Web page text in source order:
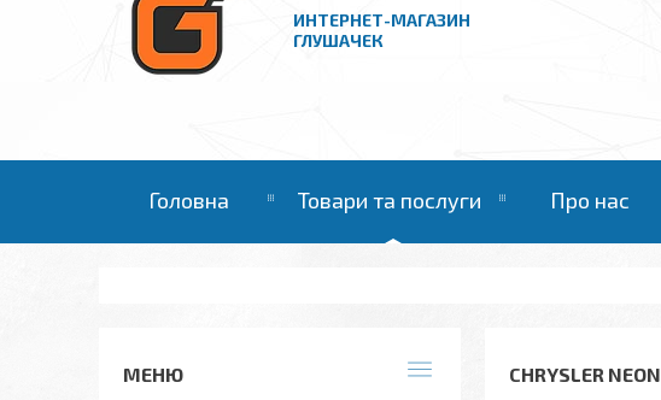
ИНТЕРНЕТ-МАГАЗИН
ГЛУШАЧЕК
Головна Товари та послуги Про нас
CHRYSLER NEON